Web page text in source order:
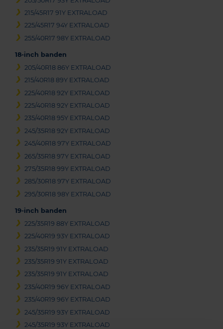
215/45R17 91Y EXTRALOAD
225/45R17 94Y EXTRALOAD
255/40R17 98Y EXTRALOAD
18-inch banden
205/40R18 86Y EXTRALOAD
215/40R18 89Y EXTRALOAD
225/40R18 92Y EXTRALOAD
225/40R18 92Y EXTRALOAD
235/40R18 95Y EXTRALOAD
245/35R18 92Y EXTRALOAD
245/40R18 97Y EXTRALOAD
265/35R18 97Y EXTRALOAD
275/35R18 99Y EXTRALOAD
285/30R18 97Y EXTRALOAD
295/30R18 98Y EXTRALOAD
19-inch banden
225/35R19 88Y EXTRALOAD
225/40R19 93Y EXTRALOAD
235/35R19 91Y EXTRALOAD
235/35R19 91Y EXTRALOAD
235/35R19 91Y EXTRALOAD
235/40R19 96Y EXTRALOAD
235/40R19 96Y EXTRALOAD
245/35R19 93Y EXTRALOAD
245/35R19 93Y EXTRALOAD